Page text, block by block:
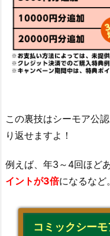
この裏技はシーモア公
り返せますよ！
例えば、年3～4回ほど
イントが3倍になるなど。
コミックシー